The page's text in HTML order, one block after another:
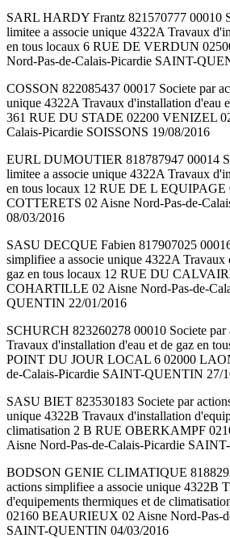
SARL HARDY Frantz 821570777 00010
limitee a associe unique 4322A Travaux
en tous locaux 6 RUE DE VERDUN
Nord-Pas-de-Calais-Picardie SAINT-
COSSON 822085437 00017 Societe par
unique 4322A Travaux d'installation d'eau
361 RUE DU STADE 02200 VENIZEL
Calais-Picardie SOISSONS 19/08/2016
EURL DUMOUTIER 818787947 00014
limitee a associe unique 4322A Travaux
en tous locaux 12 RUE DE L
COTTERETS 02 Aisne Nord-Pas-de-
08/03/2016
SASU DECQUE Fabien 817907025
simplifiee a associe unique 4322A Travaux
gaz en tous locaux 12 RUE DU
COHARTILLE 02 Aisne Nord-Pas-de-
QUENTIN 22/01/2016
SCHURCH 823260278 00010 Societe
Travaux d'installation d'eau et de gaz en
POINT DU JOUR LOCAL 6 02000
de-Calais-Picardie SAINT-QUENTIN 27/
SASU BIET 823530183 Societe par
unique 4322B Travaux d'installation
climatisation 2 B RUE OBERKAMPF
Aisne Nord-Pas-de-Calais-Picardie
BODSON GENIE CLIMATIQUE
actions simplifiee a associe unique 4322B
d'equipements thermiques et de
02160 BEAURIEUX 02 Aisne Nord-Pas-
SAINT-QUENTIN 04/03/2016